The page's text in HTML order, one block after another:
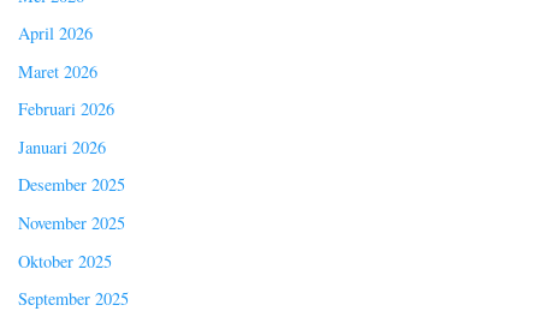
April 2026
Maret 2026
Februari 2026
Januari 2026
Desember 2025
November 2025
Oktober 2025
September 2025